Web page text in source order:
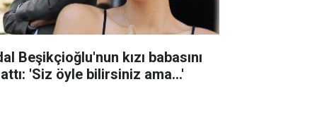
Beşikçioğlu'nun kızı babasını
'Siz öyle bilirsiniz ama...'